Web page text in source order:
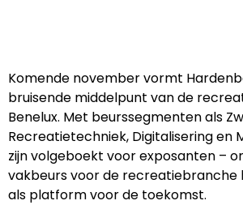
Komende november vormt
bruisende middelpunt van de
Benelux. Met beurssegmenten als
Recreatietechniek, Digitalisering en
zijn volgeboekt voor exposanten –
vakbeurs voor de recreatiebranche
als platform voor de toekomst.